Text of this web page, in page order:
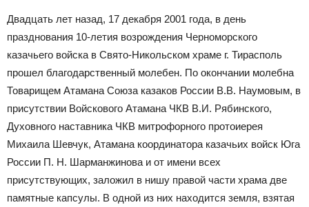
Двадцать лет назад, 17 декабря 2001 года, в день
празднования 10-летия возрождения Черноморского
казачьего войска в Свято-Никольском храме г. Тирасполь
прошел благодарственный молебен. По окончании молебна
Товарищем Атамана Союза казаков России В.В. Наумовым, в
присутствии Войскового Атамана ЧКВ В.И. Рябинского,
Духовного наставника ЧКВ митрофорного протоиерея
Михаила Шевчук, Атамана координатора казачьих войск Юга
России П. Н. Шарманжинова и от имени всех
присутствующих, заложил в нишу правой части храма две
памятные капсулы. В одной из них находится земля, взятая